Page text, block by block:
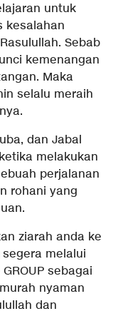
untuk
kesalahan
Sebab
kemenangan
Maka
selalu meraih
dan Jabal
melakukan
perjalanan
rohani yang
ziarah anda ke
melalui
GROUP sebagai
nyaman
dan